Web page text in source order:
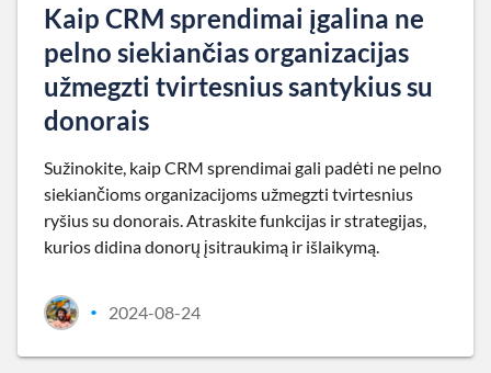
Kaip CRM sprendimai įgalina ne
pelno siekiančias organizacijas
užmegzti tvirtesnius santykius su
donorais
Sužinokite, kaip CRM sprendimai gali padėti ne pelno
siekiančioms organizacijoms užmegzti tvirtesnius
ryšius su donorais. Atraskite funkcijas ir strategijas,
kurios didina donorų įsitraukimą ir išlaikymą.
• 2024-08-24